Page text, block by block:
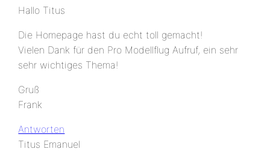
Hallo Titus
Die Homepage hast du echt toll gemacht!
Vielen Dank für den Pro Modellflug Aufruf, ein sehr
sehr wichtiges Thema!
Gruß
Frank
Antworten
Titus Emanuel